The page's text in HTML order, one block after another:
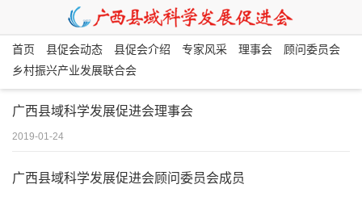
首页 县促会动态 县促会介绍 专家风采 理事会
顾问委员会
乡村振兴产业发展联合会
广西县域科学发展促进会理事会
2019-01-24
广西县域科学发展促进会顾问委员会成员